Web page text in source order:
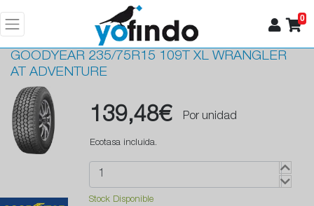
0
GOODYEAR 235/75R15 109T XL WRANGLER
AT ADVENTURE
139,48€ Por unidad
Ecotasa incluida.
Stock Disponible